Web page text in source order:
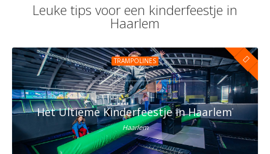
Leuke tips voor een kinderfeestje in
Haarlem
TRAMPOLINES
Het Ultieme Kinderfeestje in Haarlem? Vier
Haarlem